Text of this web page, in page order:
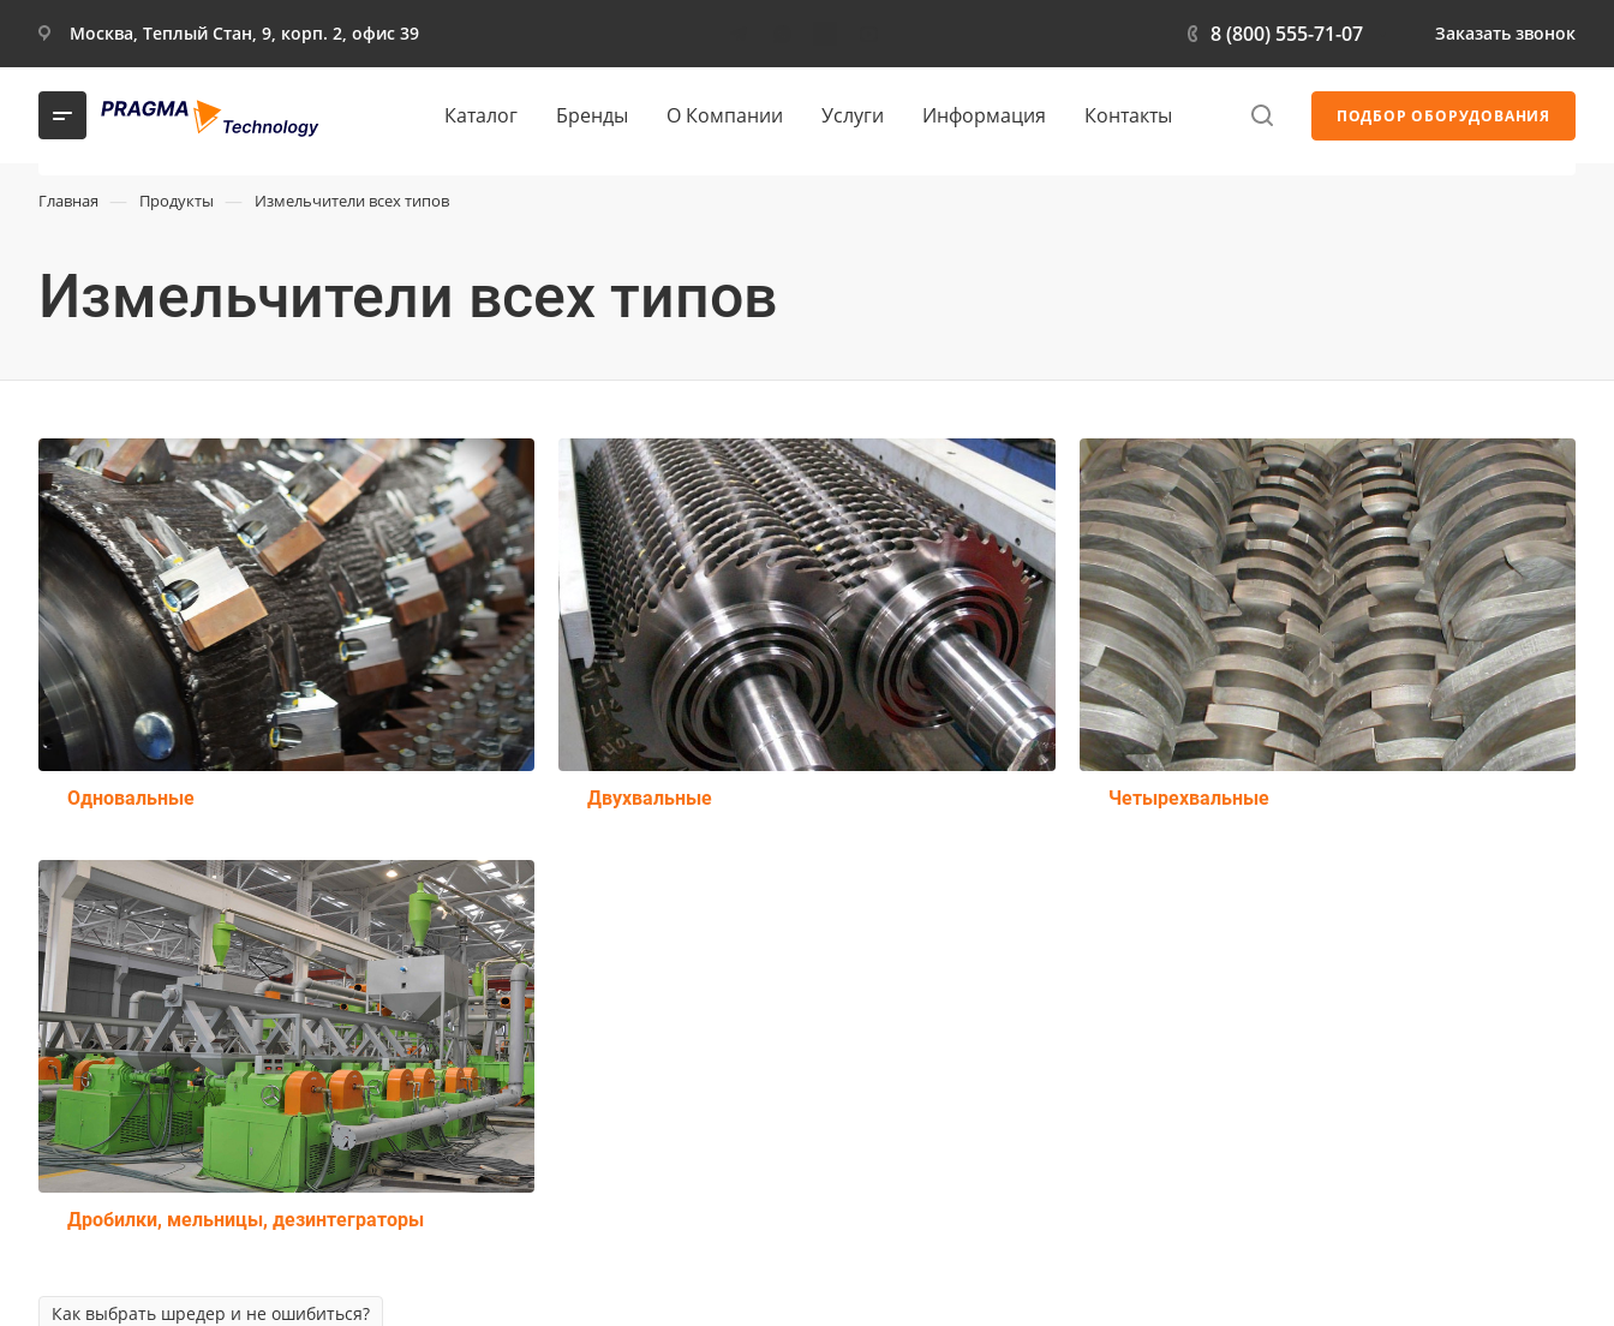
Москва, Теплый Стан, 9, корп. 2, офис 39 8 (800) 555-71-07 Заказать звонок
Каталог Бренды О Компании Услуги Информация Контакты ПОДБОР ОБОРУДОВАНИЯ
Главная — Продукты — Измельчители всех типов
Измельчители всех типов
Одновальные Двухвальные Четырехвальные
Дробилки, мельницы, дезинтеграторы
Как выбрать шредер и не ошибиться?